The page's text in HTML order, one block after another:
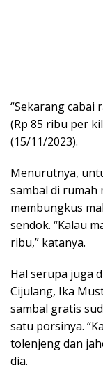
“Sekarang cabai
(Rp 85 ribu per
(15/11/2023).
Menurutnya,
sambal di rumah
membungkus
sendok. “Kalau
ribu,” katanya.
Hal serupa juga
Cijulang, Ika
sambal gratis
satu porsinya.
tolenjeng dan
dia.